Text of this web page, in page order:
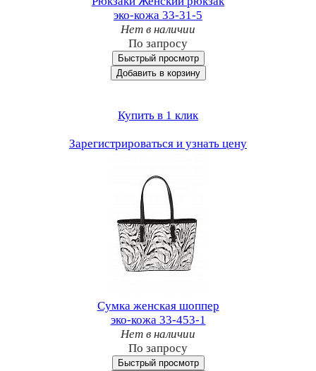
эко-кожа 33-31-5
Нет в наличии
По запросу
Быстрый просмотр
Добавить в корзину
Купить в 1 клик
Зарегистрироваться и узнать цену
Сумка женская шоппер
эко-кожа 33-453-1
Нет в наличии
По запросу
Быстрый просмотр